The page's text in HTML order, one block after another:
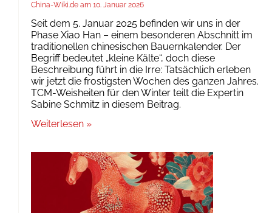
China-Wiki.de 10. Januar 2026
Seit dem 5. Januar 2025 befinden wir uns in der
Phase Xiao Han – einem besonderen Abschnitt im
traditionellen chinesischen Bauernkalender. Der
Begriff bedeutet „kleine Kälte“, doch diese
Beschreibung führt in die Irre: Tatsächlich erleben
wir jetzt die frostigsten Wochen des ganzen Jahres.
TCM-Weisheiten für den Winter teilt die Expertin
Sabine Schmitz in diesem Beitrag.
Weiterlesen »